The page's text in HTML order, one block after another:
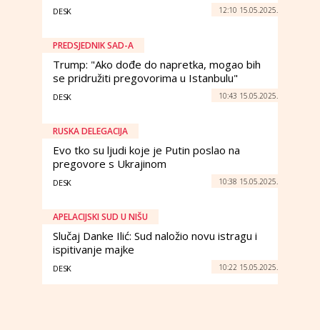
DESK 12:10 15.05.2025.
PREDSJEDNIK SAD-A
Trump: "Ako dođe do napretka, mogao bih
se pridružiti pregovorima u Istanbulu"
DESK 10:43 15.05.2025.
RUSKA DELEGACIJA
Evo tko su ljudi koje je Putin poslao na
pregovore s Ukrajinom
DESK 10:38 15.05.2025.
APELACIJSKI SUD U NIŠU
Slučaj Danke Ilić: Sud naložio novu istragu i
ispitivanje majke
DESK 10:22 15.05.2025.